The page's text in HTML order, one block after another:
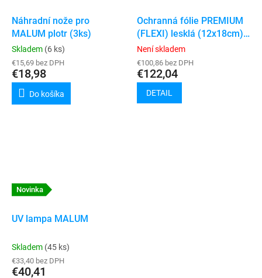
Náhradní nože pro
MALUM plotr (3ks)
Skladem (6 ks)
€15,69 bez DPH
€18,98
Do košíka
Ochranná fólie PREMIUM
(FLEXI) lesklá (12x18cm)
50ks
Není skladem
€100,86 bez DPH
€122,04
DETAIL
Novinka
UV lampa MALUM
Skladem (45 ks)
€33,40 bez DPH
€40,41